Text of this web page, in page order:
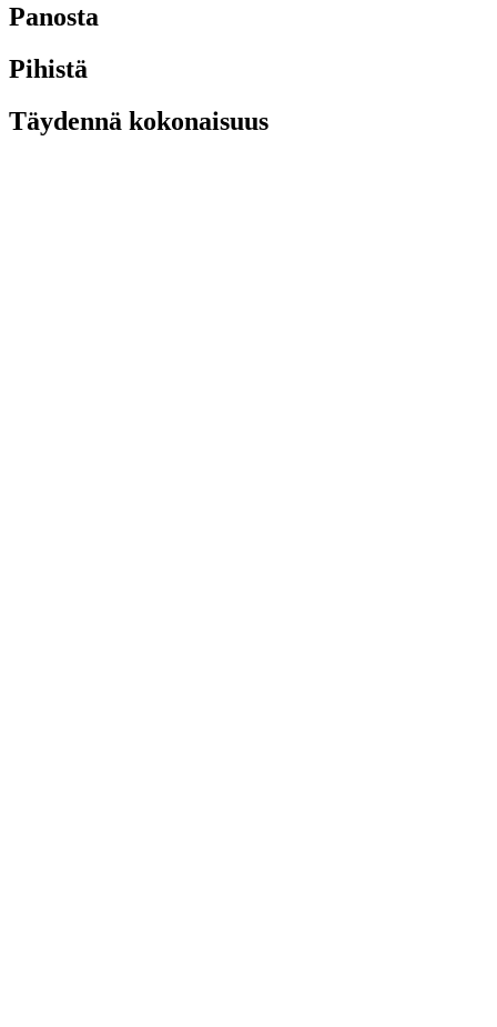
Panosta
Pihistä
Täydennä kokonaisuus